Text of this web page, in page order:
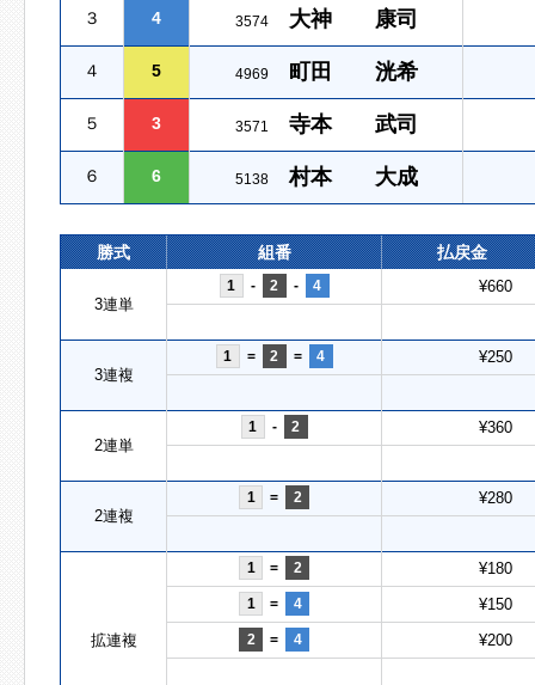
３ 4 3574 大神 康司
４ 5 4969 町田 洸希
５ 3 3571 寺本 武司
６ 6 5138 村本 大成
勝式 組番 払戻金
3連単
1 - 2 - 4 ¥660
3連複
1 = 2 = 4 ¥250
2連単
1 - 2 ¥360
2連複
1 = 2 ¥280
拡連複
1 = 2 ¥180
1 = 4 ¥150
2 = 4 ¥200